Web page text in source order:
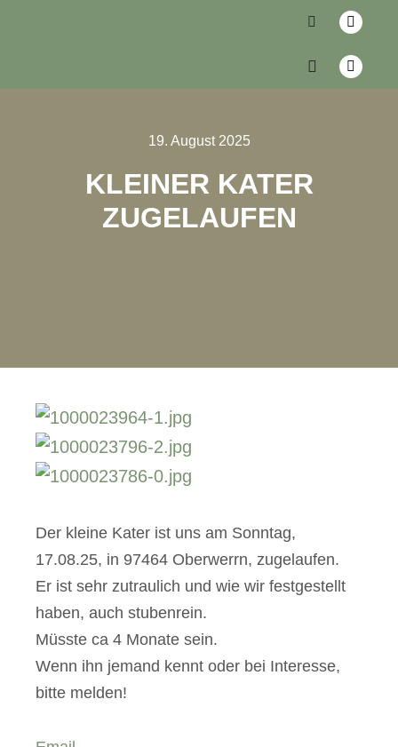
19. August 2025
KLEINER KATER
ZUGELAUFEN
Der kleine Kater ist uns am Sonntag,
17.08.25, in 97464 Oberwerrn, zugelaufen.
Er ist sehr zutraulich und wie wir festgestellt
haben, auch stubenrein.
Müsste ca 4 Monate sein.
Wenn ihn jemand kennt oder bei Interesse,
bitte melden!